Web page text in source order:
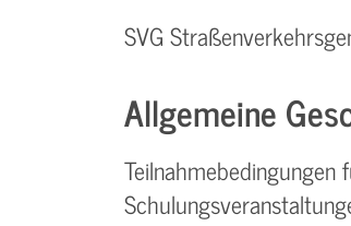
SVG
Allgemeine
Teilnahmebedingungen